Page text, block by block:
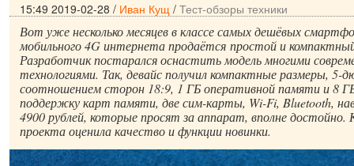
15:49 2019-02-28 / Иван Кущ / Тест-обзоры техники
Вот уже несколько месяцев в классе самых дешёвых
мобильного 4G интернета продаётся простой и
Разработчик постарался оснастить модель многими
технологиями. Так, девайс получил компактные размеры, 5-
соотношением сторон 18:9, 1 ГБ оперативной памяти и 8
поддержку карт памяти, две сим-карты, Wi-Fi, Bluetooth,
4900 рублей, которые просят за аппарат, вполне достойно.
проекта оценила качество и функции новинки.